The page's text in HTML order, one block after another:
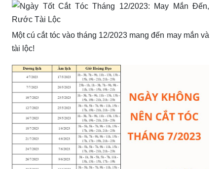
Một cú cắt tóc vào tháng 12/2023 mang đến may mắn và
tài lộc!